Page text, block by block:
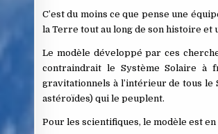
C’est du moins ce que pense une
la Terre tout au long de son histoire
Le modèle développé par ces
contraindrait le Système Solaire à
gravitationnels à l’intérieur de tous le
astéroïdes) qui le peuplent.
Pour les scientifiques, le modèle est